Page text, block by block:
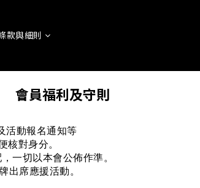
款與細則
會員福利及守則
活動報名通知等
核對身分。
一切以本會公佈作準。
出席應援活動。